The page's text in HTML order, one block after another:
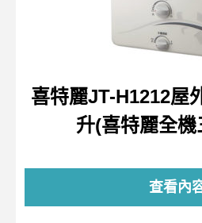
喜特麗JT-H1212屋
升(喜特麗全機
查看內